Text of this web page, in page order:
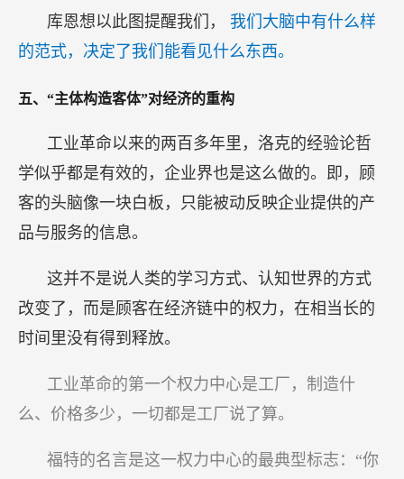
库恩想以此图提醒我们， 我们大脑中有什么样
的范式，决定了我们能看见什么东西。
五、“主体构造客体”对经济的重构
工业革命以来的两百多年里，洛克的经验论哲
学似乎都是有效的，企业界也是这么做的。即，顾
客的头脑像一块白板，只能被动反映企业提供的产
品与服务的信息。
这并不是说人类的学习方式、认知世界的方式
改变了，而是顾客在经济链中的权力，在相当长的
时间里没有得到释放。
工业革命的第一个权力中心是工厂，制造什
么、价格多少，一切都是工厂说了算。
福特的名言是这一权力中心的最典型标志：“你